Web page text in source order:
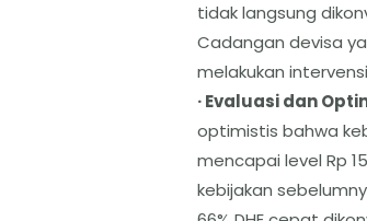
tidak langsung
Cadangan devisa
melakukan
· Evaluasi dan
optimistis bahwa
mencapai level Rp
kebijakan